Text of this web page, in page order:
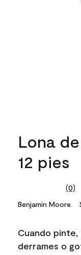
Lona
12 pies
No
link.
(0)
Benjamin Moore
Cuando
derrames o